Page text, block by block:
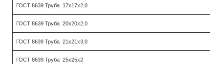
ГОСТ 8639 Труба 17х17х2,0
ГОСТ 8639 Труба 20х20х2,0
ГОСТ 8639 Труба 21х21х3,0
ГОСТ 8639 Труба 25х25х2